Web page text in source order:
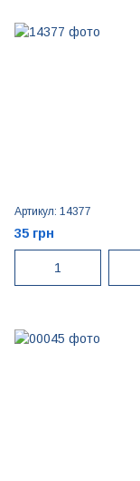
Артикул: 14377
35 грн